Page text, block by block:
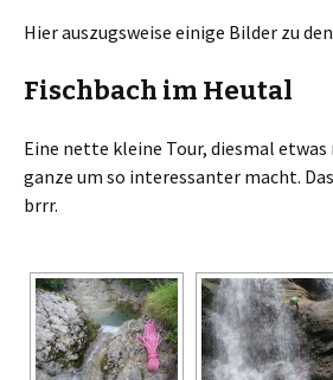
Hier auszugsweise einige Bilder zu
Fischbach im Heutal
Eine nette kleine Tour, diesmal etwas
ganze um so interessanter macht.
brrr.